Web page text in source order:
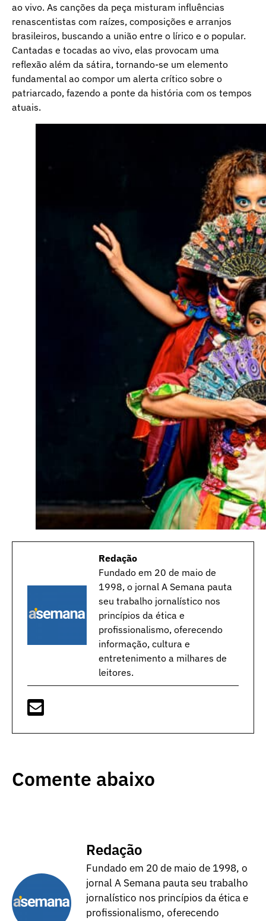
ao vivo. As canções da peça misturam influências
renascentistas com raízes, composições e arranjos
brasileiros, buscando a união entre o lírico e o popular.
Cantadas e tocadas ao vivo, elas provocam uma
reflexão além da sátira, tornando-se um elemento
fundamental ao compor um alerta crítico sobre o
patriarcado, fazendo a ponte da história com os tempos
atuais.
Redação
Fundado em 20 de maio de
1998, o jornal A Semana pauta
seu trabalho jornalístico nos
princípios da ética e
profissionalismo, oferecendo
informação, cultura e
entretenimento a milhares de
leitores.
Comente abaixo
Redação
Fundado em 20 de maio de 1998, o
jornal A Semana pauta seu trabalho
jornalístico nos princípios da ética e
profissionalismo, oferecendo